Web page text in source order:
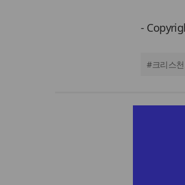
-
#크리스